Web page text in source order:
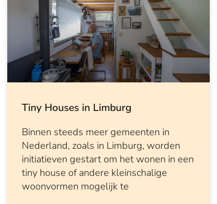
Tiny Houses in Limburg
Binnen steeds meer gemeenten in
Nederland, zoals in Limburg, worden
initiatieven gestart om het wonen in een
tiny house of andere kleinschalige
woonvormen mogelijk te